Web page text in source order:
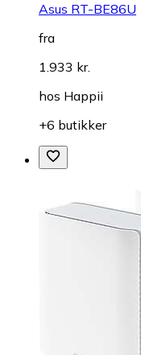
Asus RT-BE86U
fra
1.933 kr.
hos Happii
+6 butikker